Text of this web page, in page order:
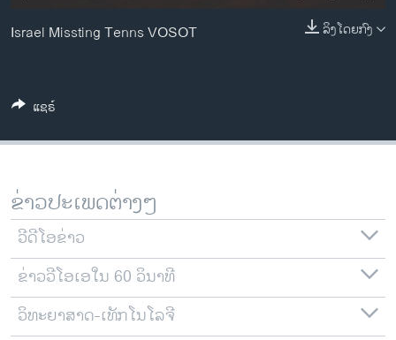
ທຸລະກິດ
ວີດີໂອ
ສຽງ
ລາຍງານ
ຕິດຕາມພວກເຮົາ ທີ່
ພາສາຕ່າງໆ
ລິງໂດຍກົງ
Israel Missting Tenns VOSOT
ແຊຣ໌
ຂ່າວປະເພດຕ່າງໆ
ວີດີໂອຂ່າວ
ຂ່າວວີໂອເອໃນ 60 ວິນາທີ
ວິທະຍາສາດ-ເທັກໂນໂລຈີ